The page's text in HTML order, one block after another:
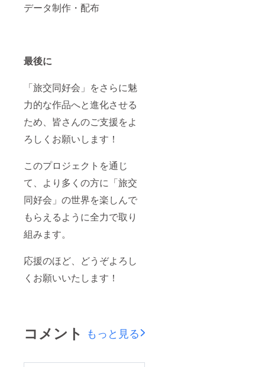
データ制作・配布
最後に
「旅交同好会」をさらに魅
力的な作品へと進化させる
ため、皆さんのご支援をよ
ろしくお願いします！
このプロジェクトを通じ
て、より多くの方に「旅交
同好会」の世界を楽しんで
もらえるように全力で取り
組みます。
応援のほど、どうぞよろし
くお願いいたします！
コメント もっと見る